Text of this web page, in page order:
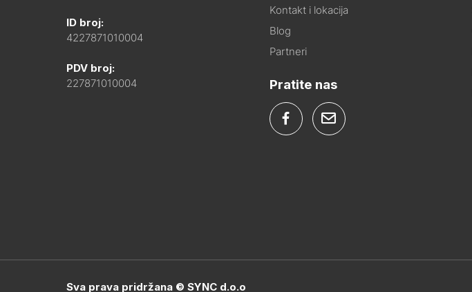
ID broj:
4227871010004
PDV broj:
227871010004
Kontakt i lokacija
Blog
Partneri
Pratite nas
Sva prava pridržana © SYNC d.o.o